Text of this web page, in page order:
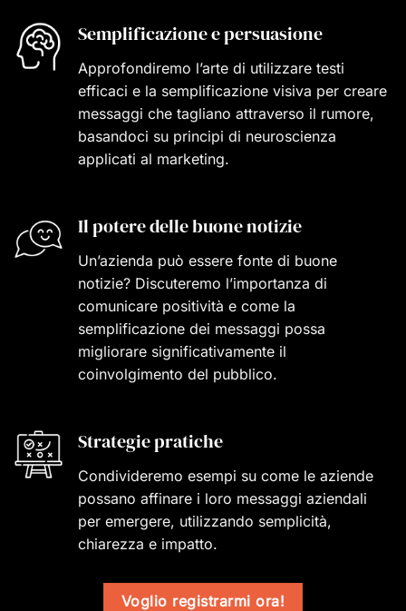
Semplificazione e persuasione
Approfondiremo l’arte di utilizzare testi
efficaci e la semplificazione visiva per creare
messaggi che tagliano attraverso il rumore,
basandoci su principi di neuroscienza
applicati al marketing.
Il potere delle buone notizie
Un’azienda può essere fonte di buone
notizie? Discuteremo l’importanza di
comunicare positività e come la
semplificazione dei messaggi possa
migliorare significativamente il
coinvolgimento del pubblico.
Strategie pratiche
Condivideremo esempi su come le aziende
possano affinare i loro messaggi aziendali
per emergere, utilizzando semplicità,
chiarezza e impatto.
Voglio registrarmi ora!